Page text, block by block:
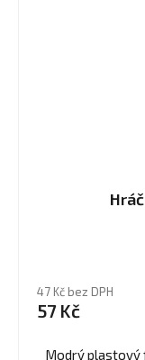
produktu
je
47 Kč bez DPH
57 Kč
Modrý plastový